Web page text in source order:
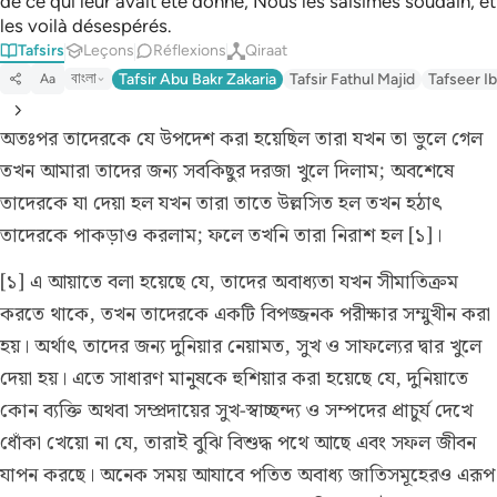
les voilà désespérés.
Tafsirs Leçons Réflexions Qiraat
Aa বাংলা Tafsir Abu Bakr Zakaria Tafsir Fathul Majid Tafseer
অতঃপর তাদেরকে যে উপদেশ করা হয়েছিল তারা যখন তা ভুলে গেল
তখন আমারা তাদের জন্য সবকিছুর দরজা খুলে দিলাম; অবশেষে
তাদেরকে যা দেয়া হল যখন তারা তাতে উল্লসিত হল তখন হঠাৎ
তাদেরকে পাকড়াও করলাম; ফলে তখনি তারা নিরাশ হল [১]।
[১] এ আয়াতে বলা হয়েছে যে, তাদের অবাধ্যতা যখন সীমাতিক্রম
করতে থাকে, তখন তাদেরকে একটি বিপজ্জনক পরীক্ষার সম্মুখীন করা
হয়। অর্থাৎ তাদের জন্য দুনিয়ার নেয়ামত, সুখ ও সাফল্যের দ্বার খুলে
দেয়া হয়। এতে সাধারণ মানুষকে হুশিয়ার করা হয়েছে যে, দুনিয়াতে
কোন ব্যক্তি অথবা সম্প্রদায়ের সুখ-স্বাচ্ছন্দ্য ও সম্পদের প্রাচুর্য দেখে
ধোঁকা খেয়ো না যে, তারাই বুঝি বিশুদ্ধ পথে আছে এবং সফল জীবন
যাপন করছে। অনেক সময় আযাবে পতিত অবাধ্য জাতিসমূহেরও এরূপ